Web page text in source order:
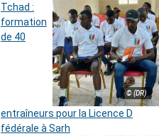
© (DR)
Tchad :
formation
de 40
entraîneurs pour la Licence D
fédérale à Sarh